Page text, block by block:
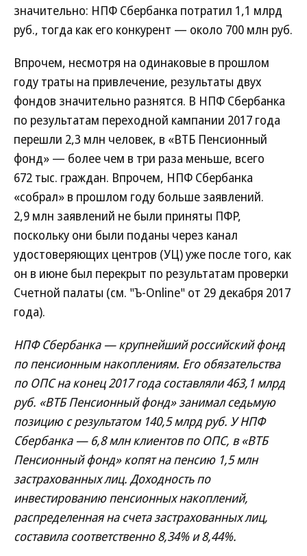
значительно: НПФ Сбербанка потратил 1,1 млрд
руб., тогда как его конкурент — около 700 млн руб.
Впрочем, несмотря на одинаковые в прошлом
году траты на привлечение, результаты двух
фондов значительно разнятся. В НПФ Сбербанка
по результатам переходной кампании 2017 года
перешли 2,3 млн человек, в «ВТБ Пенсионный
фонд» — более чем в три раза меньше, всего
672 тыс. граждан. Впрочем, НПФ Сбербанка
«собрал» в прошлом году больше заявлений.
2,9 млн заявлений не были приняты ПФР,
поскольку они были поданы через канал
удостоверяющих центров (УЦ) уже после того, как
он в июне был перекрыт по результатам проверки
Счетной палаты (см. "Ъ-Online" от 29 декабря 2017
года).
НПФ Сбербанка — крупнейший российский фонд
по пенсионным накоплениям. Его обязательства
по ОПС на конец 2017 года составляли 463,1 млрд
руб. «ВТБ Пенсионный фонд» занимал седьмую
позицию с результатом 140,5 млрд руб. У НПФ
Сбербанка — 6,8 млн клиентов по ОПС, в «ВТБ
Пенсионный фонд» копят на пенсию 1,5 млн
застрахованных лиц. Доходность по
инвестированию пенсионных накоплений,
распределенная на счета застрахованных лиц,
составила соответственно 8,34% и 8,44%.